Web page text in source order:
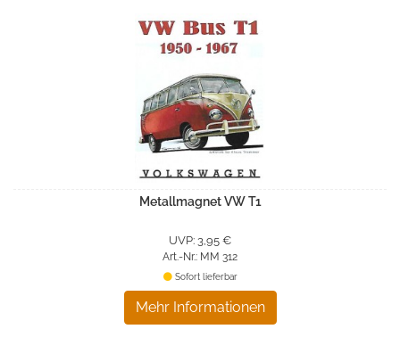
Metallmagnet VW T1
UVP: 3,95 €
Art.-Nr.: MM 312
Mehr Informationen
Sofort lieferbar